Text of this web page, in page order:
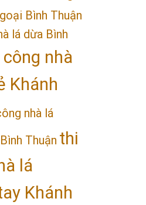
Bình Thuận
lá dừa Bình
nhà
Khánh
nhà lá
Thuận thi
lá
Khánh